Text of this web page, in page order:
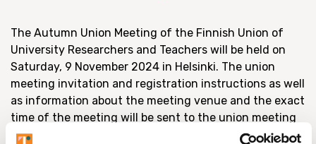
The Autumn Union Meeting of the Finnish Union of
University Researchers and Teachers will be held on
Saturday, 9 November 2024 in Helsinki. The union
meeting invitation and registration instructions as well
as information about the meeting venue and the exact
time of the meeting will be sent to the union meeting
representatives, member associations, and the Union